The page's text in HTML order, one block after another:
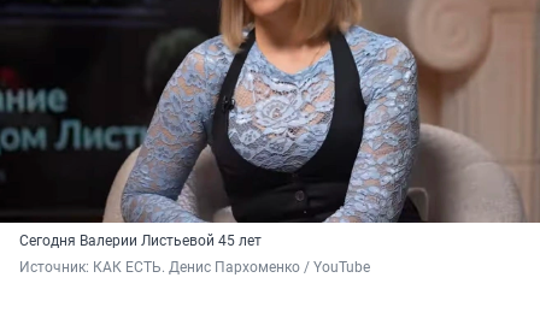
Сегодня Валерии Листьевой 45 лет
Источник: КАК ЕСТЬ. Денис Пархоменко / YouTube